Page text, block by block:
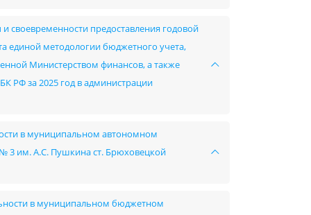
своевременности предоставления годовой
единой методологии бюджетного учета,
Министерством финансов, а также
РФ за 2025 год в администрации
в муниципальном автономном
3 им. А.С. Пушкина ст. Брюховецкой
в муниципальном бюджетном